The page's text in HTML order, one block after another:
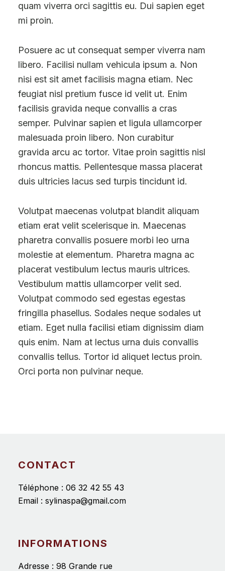
quam viverra orci sagittis eu. Dui sapien eget
mi proin.
Posuere ac ut consequat semper viverra nam
libero. Facilisi nullam vehicula ipsum a. Non
nisi est sit amet facilisis magna etiam. Nec
feugiat nisl pretium fusce id velit ut. Enim
facilisis gravida neque convallis a cras
semper. Pulvinar sapien et ligula ullamcorper
malesuada proin libero. Non curabitur
gravida arcu ac tortor. Vitae proin sagittis nisl
rhoncus mattis. Pellentesque massa placerat
duis ultricies lacus sed turpis tincidunt id.
Volutpat maecenas volutpat blandit aliquam
etiam erat velit scelerisque in. Maecenas
pharetra convallis posuere morbi leo urna
molestie at elementum. Pharetra magna ac
placerat vestibulum lectus mauris ultrices.
Vestibulum mattis ullamcorper velit sed.
Volutpat commodo sed egestas egestas
fringilla phasellus. Sodales neque sodales ut
etiam. Eget nulla facilisi etiam dignissim diam
quis enim. Nam at lectus urna duis convallis
convallis tellus. Tortor id aliquet lectus proin.
Orci porta non pulvinar neque.
CONTACT
Téléphone : 06 32 42 55 43
Email : sylinaspa@gmail.com
INFORMATIONS
Adresse : 98 Grande rue